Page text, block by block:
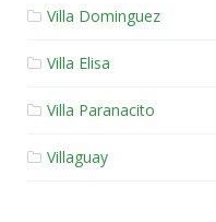
Villa Dominguez
Villa Elisa
Villa Paranacito
Villaguay